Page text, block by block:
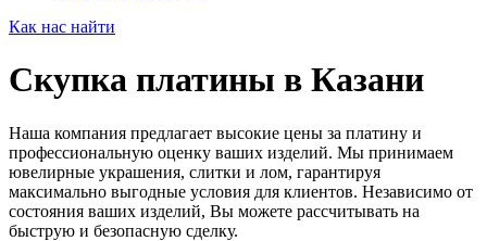
Как нас найти
Скупка платины в Казани
Наша компания предлагает высокие цены за платину и
профессиональную оценку ваших изделий. Мы принимаем
ювелирные украшения, слитки и лом, гарантируя
максимально выгодные условия для клиентов. Независимо от
состояния ваших изделий, Вы можете рассчитывать на
быструю и безопасную сделку.